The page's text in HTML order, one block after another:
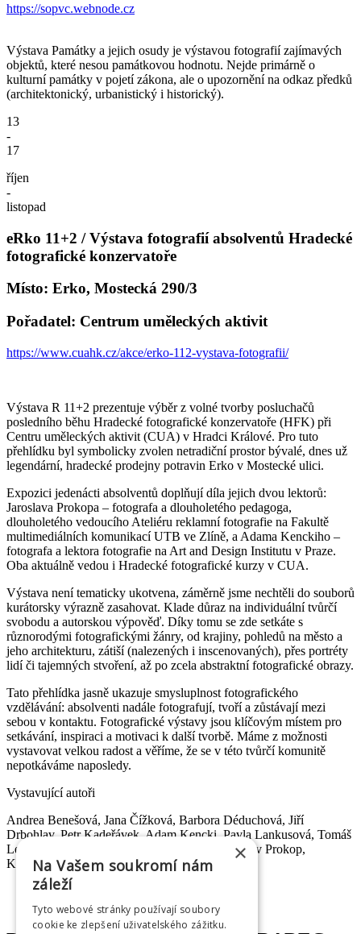
https://sopvc.webnode.cz
Výstava Památky a jejich osudy je výstavou fotografií zajímavých
objektů, které nesou památkovou hodnotu. Nejde primárně o
kulturní památky v pojetí zákona, ale o upozornění na odkaz předků
(architektonický, urbanistický i historický).
13
-
17
říjen
-
listopad
eRko 11+2 / Výstava fotografií absolventů Hradecké
fotografické konzervatoře
Místo: Erko, Mostecká 290/3
Pořadatel: Centrum uměleckých aktivit
https://www.cuahk.cz/akce/erko-112-vystava-fotografii/
Výstava R 11+2 prezentuje výběr z volné tvorby posluchačů
posledního běhu Hradecké fotografické konzervatoře (HFK) při
Centru uměleckých aktivit (CUA) v Hradci Králové. Pro tuto
přehlídku byl symbolicky zvolen netradiční prostor bývalé, dnes už
legendární, hradecké prodejny potravin Erko v Mostecké ulici.
Expozici jedenácti absolventů doplňují díla jejich dvou lektorů:
Jaroslava Prokopa – fotografa a dlouholetého pedagoga,
dlouholetého vedoucího Ateliéru reklamní fotografie na Fakultě
multimediálních komunikací UTB ve Zlíně, a Adama Kenckiho –
fotografa a lektora fotografie na Art and Design Institutu v Praze.
Oba aktuálně vedou i Hradecké fotografické kurzy v CUA.
Výstava není tematicky ukotvena, záměrně jsme nechtěli do souborů
kurátorsky výrazně zasahovat. Klade důraz na individuální tvůrčí
svobodu a autorskou výpověď. Díky tomu se zde setkáte s
různorodými fotografickými žánry, od krajiny, pohledů na město a
jeho architekturu, zátiší (nalezených i inscenovaných), přes portréty
lidí či tajemných stvoření, až po zcela abstraktní fotografické obrazy.
Tato přehlídka jasně ukazuje smysluplnost fotografického
vzdělávání: absolventi nadále fotografují, tvoří a zůstávají mezi
sebou v kontaktu. Fotografické výstavy jsou klíčovým místem pro
setkávání, inspiraci a motivaci k další tvorbě. Máme z možnosti
vystavovat velkou radost a věříme, že se v této tvůrčí komunitě
nepotkáváme naposledy.
Vystavující autoři
Andrea Benešová, Jana Čížková, Barbora Déduchová, Jiří
Drbohlav, Petr Kadeřávek, Adam Kencki, Pavla Lankusová, Tomáš
Lelek, Vladimír Ludvík, Anastasia Mega, Jaroslav Prokop,
Květoslava Slezáková, Dana Stránská.
×
Na Vašem soukromí nám
záleží
Tyto webové stránky používají soubory
cookie ke zlepšení uživatelského zážitku.